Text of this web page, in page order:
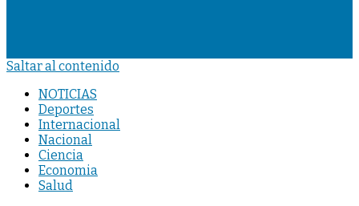
Saltar al contenido
NOTICIAS
Deportes
Internacional
Nacional
Ciencia
Economia
Salud